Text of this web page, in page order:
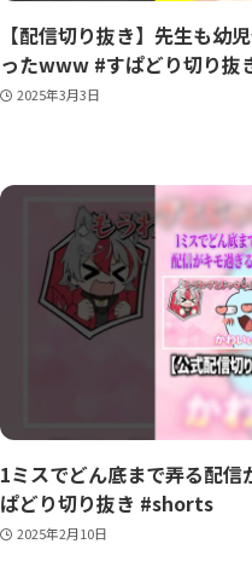
【配信切り抜き】先生も幼
ったwww #すぱどり切り
2025年3月3日
1ミスでどん底まで弄る配
ぱどり切り抜き #shorts
2025年2月10日